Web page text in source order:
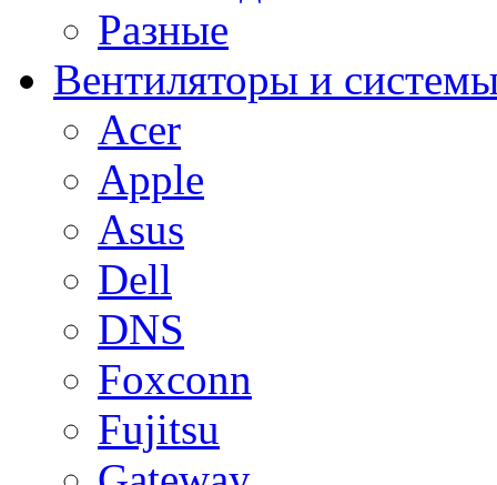
Разные
Вентиляторы и
Acer
Apple
Asus
Dell
DNS
Foxconn
Fujitsu